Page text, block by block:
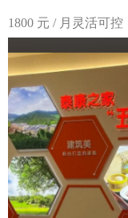
1800 元 / 月灵活可控